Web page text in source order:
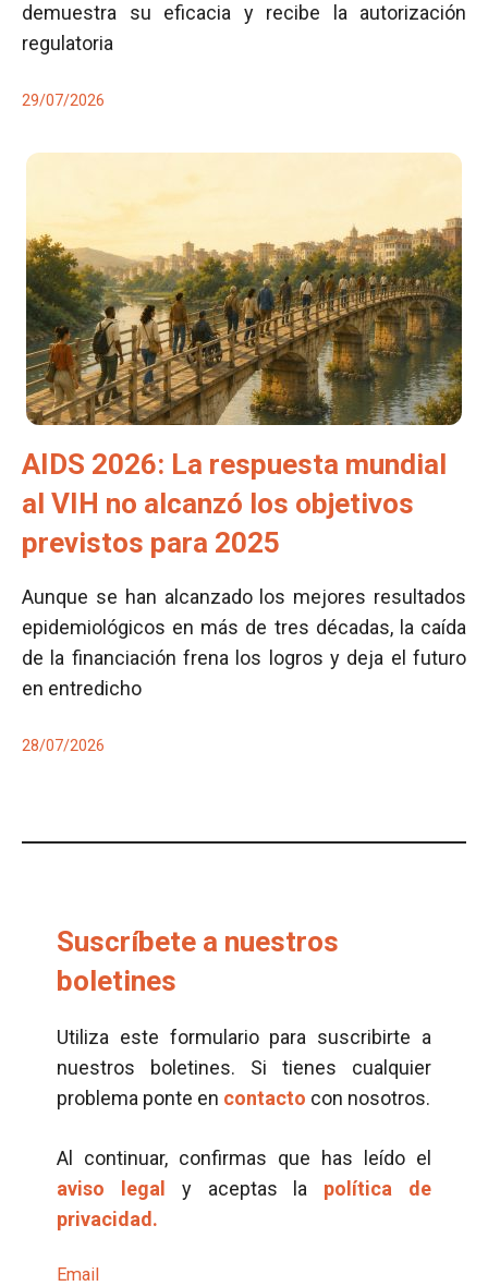
demuestra su eficacia y recibe la autorización
regulatoria
29/07/2026
AIDS 2026: La respuesta mundial
al VIH no alcanzó los objetivos
previstos para 2025
Aunque se han alcanzado los mejores resultados
epidemiológicos en más de tres décadas, la caída
de la financiación frena los logros y deja el futuro
en entredicho
28/07/2026
Suscríbete a nuestros
boletines
Utiliza este formulario para suscribirte a
nuestros boletines. Si tienes cualquier
problema ponte en contacto con nosotros.
Al continuar, confirmas que has leído el
aviso legal
y aceptas la política de
privacidad.
Email